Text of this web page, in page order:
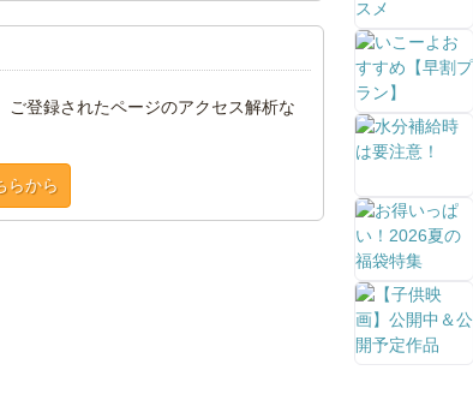
登録されたページのアクセス解析な
らから